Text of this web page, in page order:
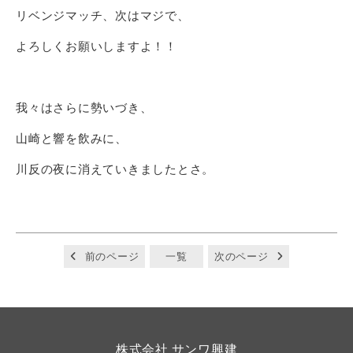
リベンジマッチ、次はマジで、
よろしくお願いしますよ！！
我々はさらに勢いづき、
山崎と響を飲みに、
川反の夜に消えていきましたとさ。
前のページ 一覧 次のページ
株式会社 サンワ興建